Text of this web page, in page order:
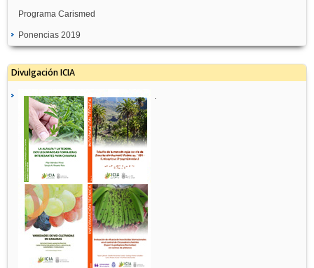
Programa Carismed
Ponencias 2019
Divulgación ICIA
.